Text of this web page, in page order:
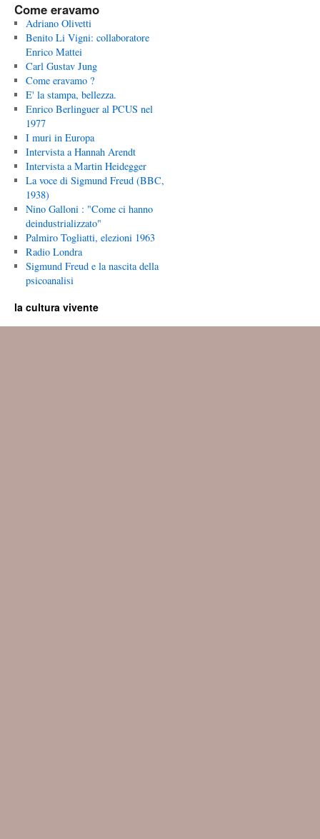
Come eravamo
Adriano Olivetti
Benito Li Vigni: collaboratore
Enrico Mattei
Carl Gustav Jung
Come eravamo ?
E' la stampa, bellezza.
Enrico Berlinguer al PCUS nel
1977
I muri in Europa
Intervista a Hannah Arendt
Intervista a Martin Heidegger
La voce di Sigmund Freud (BBC,
1938)
Nino Galloni : "Come ci hanno
deindustrializzato"
Palmiro Togliatti, elezioni 1963
Radio Londra
Sigmund Freud e la nascita della
psicoanalisi
la cultura vivente